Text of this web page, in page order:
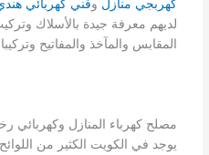
كهربجي منازل وفني كهربائي
لديهم معرفة جيدة بالأسلاك
المقابس والمآخذ والمفاتيح
مصلح كهرباء المنازل وكهربائي
يوجد في الكويت الكثير من